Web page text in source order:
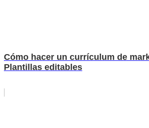
Cómo hacer un currículum de
Plantillas editables